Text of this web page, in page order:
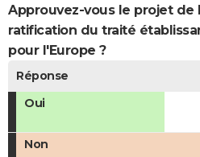
Approuvez-vous le projet de
ratification du traité
pour l'Europe ?
Réponse
Oui
Non